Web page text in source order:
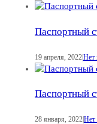
Паспортный
19 апреля, 2022|Нет
Паспортный
28 января, 2022|Нет